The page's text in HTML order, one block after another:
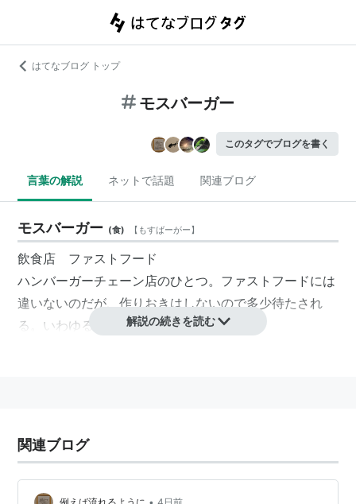
はてなブログ トップ
モスバーガー
このタグでブログを書く
言葉の解説 ネットで話題 関連ブログ
モスバーガー (食) 【 もすばーがー】
飲食店 ファストフード
ハンバーガーチェーン店のひとつ。ファストフードには
違いないのだが、作りおきはしないので多少待たされ
る。いわゆるスローフード方式。
「二等地戦略」をとっていた。
モス（MOS)の語源は現在ではMountain, Ocean, Sunの
頭文字となっているが、SがSkyだった時期もある。創
解説の続きを読む
関連ブログ